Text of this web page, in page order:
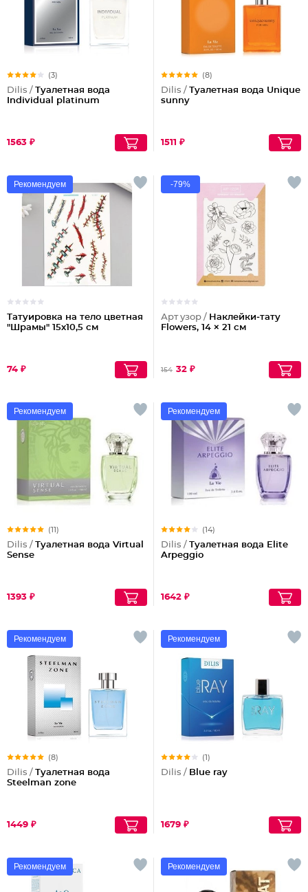
(3)
Dilis / Туалетная вода
Individual platinum
1563 ₽
(8)
Dilis / Туалетная вода Unique
sunny
1511 ₽
Рекомендуем
Татуировка на тело цветная
"Шрамы" 15х10,5 см
74 ₽
-79%
Арт узор / Наклейки‒тату
Flowers, 14 × 21 см
154 32 ₽
Рекомендуем
(11)
Dilis / Туалетная вода Virtual
Sense
1393 ₽
Рекомендуем
(14)
Dilis / Туалетная вода Elite
Arpeggio
1642 ₽
Рекомендуем
(8)
Dilis / Туалетная вода
Steelman zone
1449 ₽
Рекомендуем
(1)
Dilis / Blue ray
1679 ₽
Рекомендуем Рекомендуем